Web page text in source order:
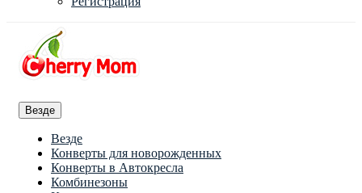
Везде
Везде
Конверты для новорожденных
Конверты в Автокресла
Комбинезоны